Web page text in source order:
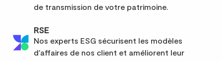
de transmission de votre patrimoine.
RSE
Nos experts ESG sécurisent les modèles
d'affaires de nos client et améliorent leur